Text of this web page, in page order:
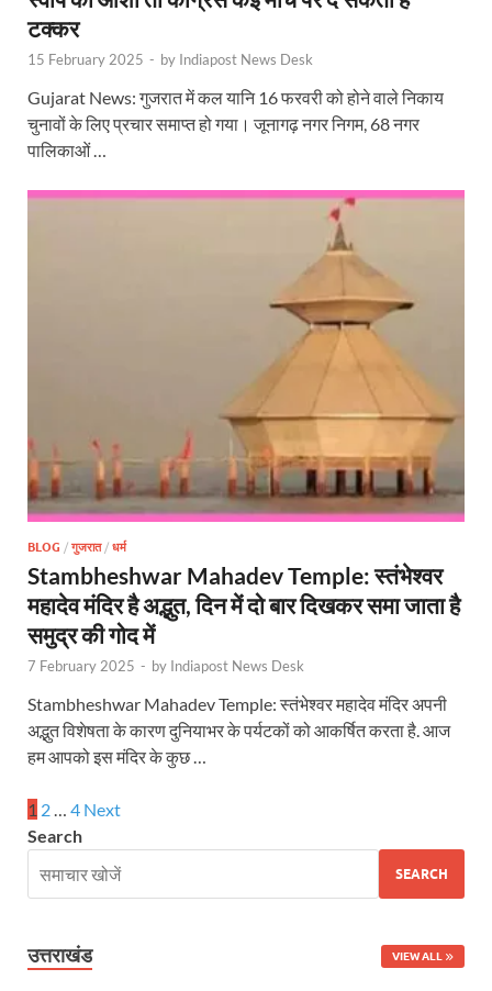
टक्कर
15 February 2025 - by Indiapost News Desk
Gujarat News: गुजरात में कल यानि 16 फरवरी को होने वाले निकाय
चुनावों के लिए प्रचार समाप्त हो गया। जूनागढ़ नगर निगम, 68 नगर
पालिकाओं …
BLOG / गुजरात/ धर्म
Stambheshwar Mahadev Temple: स्तंभेश्वर
महादेव मंदिर है अद्भुत, दिन में दो बार दिखकर समा जाता है
समुद्र की गोद में
7 February 2025 - by Indiapost News Desk
Stambheshwar Mahadev Temple: स्तंभेश्वर महादेव मंदिर अपनी
अद्भुत विशेषता के कारण दुनियाभर के पर्यटकों को आकर्षित करता है. आज
हम आपको इस मंदिर के कुछ …
1 2… 4 Next
Search
SEARCH
उत्तराखंड VIEW ALL